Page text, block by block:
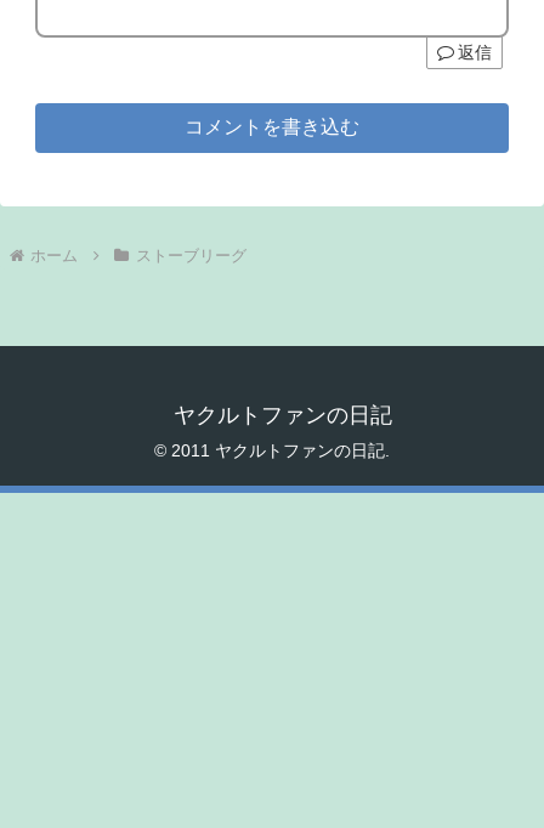
返信
コメントを書き込む
ホーム ストーブリーグ
ヤクルトファンの日記
© 2011 ヤクルトファンの日記.